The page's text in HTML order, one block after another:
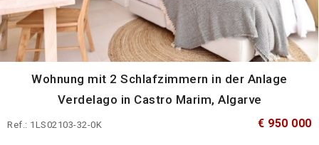
Wohnung mit 2 Schlafzimmern in der Anlage
Verdelago in Castro Marim, Algarve
Ref.: 1LS02103-32-0K € 950 000